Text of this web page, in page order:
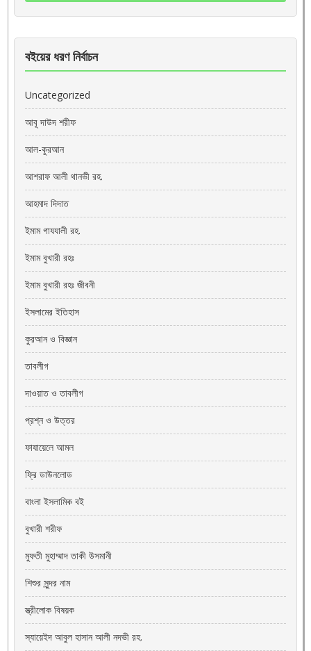
বইয়ের ধরণ নির্বাচন
Uncategorized
আবূ দাউদ শরীফ
আল-কুরআন
আশরাফ আলী থানভী রহ.
আহমাদ দিদাত
ইমাম গাযযালী রহ.
ইমাম বুখারী রহঃ
ইমাম বুখারী রহঃ জীবনী
ইসলামের ইতিহাস
কুরআন ও বিজ্ঞান
তাবলীগ
দাওয়াত ও তাবলীগ
প্রশ্ন ও উত্তর
ফাযায়েলে আমল
ফ্রি ডাউনলোড
বাংলা ইসলামিক বই
বুখারী শরীফ
মুফতী মুহাম্মাদ তাকী উসমানী
শিশুর সুন্দর নাম
স্ত্রীলোক বিষয়ক
স্যায়েইদ আবুল হাসান আলী নদভী রহ.